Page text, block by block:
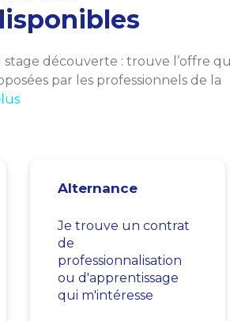
découverte : trouve l’offre
par les professionnels de la
Alternance
Je trouve un contrat
de
professionnalisation
ou d'apprentissage
qui m'intéresse